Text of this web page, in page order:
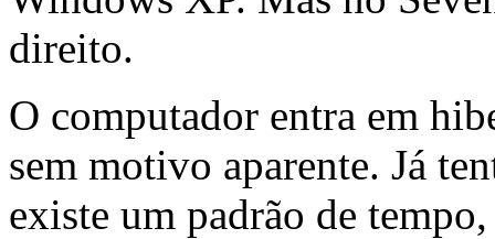
direito.
O computador entra em
sem motivo aparente. Já
existe um padrão de